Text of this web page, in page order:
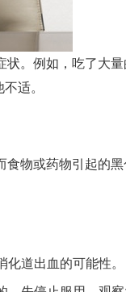
。例如，吃了大
适。
物或药物引起的
道出血的可能性。